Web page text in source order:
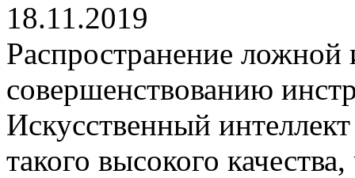
18.11.2019
Распространение
совершенствованию
Искусственный
такого высокого